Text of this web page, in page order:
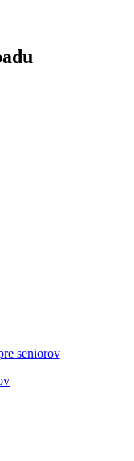
seniorov